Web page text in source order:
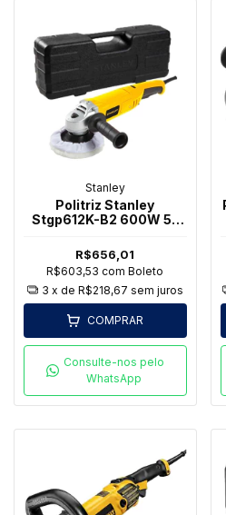
Stanley
Politriz Stanley
Stgp612K-B2 600W 5"
R$656,01
R$603,53com Boleto
3 x de R$218,67 sem juros
COMPRAR
Consulte-nos pelo
WhatsApp